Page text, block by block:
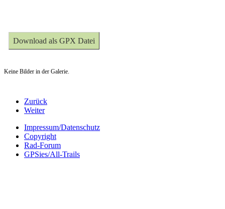
Download als GPX Datei
Keine Bilder in der Galerie.
Zurück
Weiter
Impressum/Datenschutz
Copyright
Rad-Forum
GPSies/All-Trails